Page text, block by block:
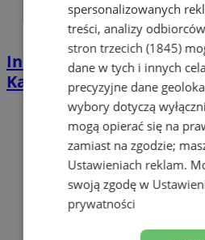
Industrialna podróż
Katowice. Nadchodzi
spersonalizowanych
treści, analizy
stron trzecich (1845)
dane w tych i innych
precyzyjne dane
wybory dotyczą
mogą opierać się na
zamiast na zgodzie;
Ustawieniach reklam.
swoją zgodę w
prywatności